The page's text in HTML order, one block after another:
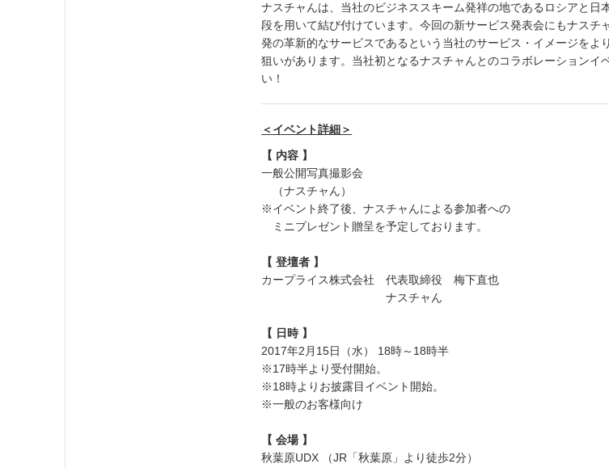
ナスチャんは、当社のビジネススキーム発祥の地であるロシアと日
段を用いて結び付けています。今回の新サービス発表会にもナスチ
発の革新的なサービスであるという当社のサービス・イメージをよ
狙いがあります。当社初となるナスチャんとのコラボレーションイ
い！
＜イベント詳細＞
【 内容 】
一般公開写真撮影会
（ナスチャん）
※イベント終了後、ナスチャんによる参加者への
ミニプレゼント贈呈を予定しております。
【 登壇者 】
カープライス株式会社 代表取締役 梅下直也
ナスチャん
【 日時 】
2017年2月15日（水） 18時～18時半
※17時半より受付開始。
※18時よりお披露目イベント開始。
※一般のお客様向け
【 会場 】
秋葉原UDX （JR「秋葉原」より徒歩2分）